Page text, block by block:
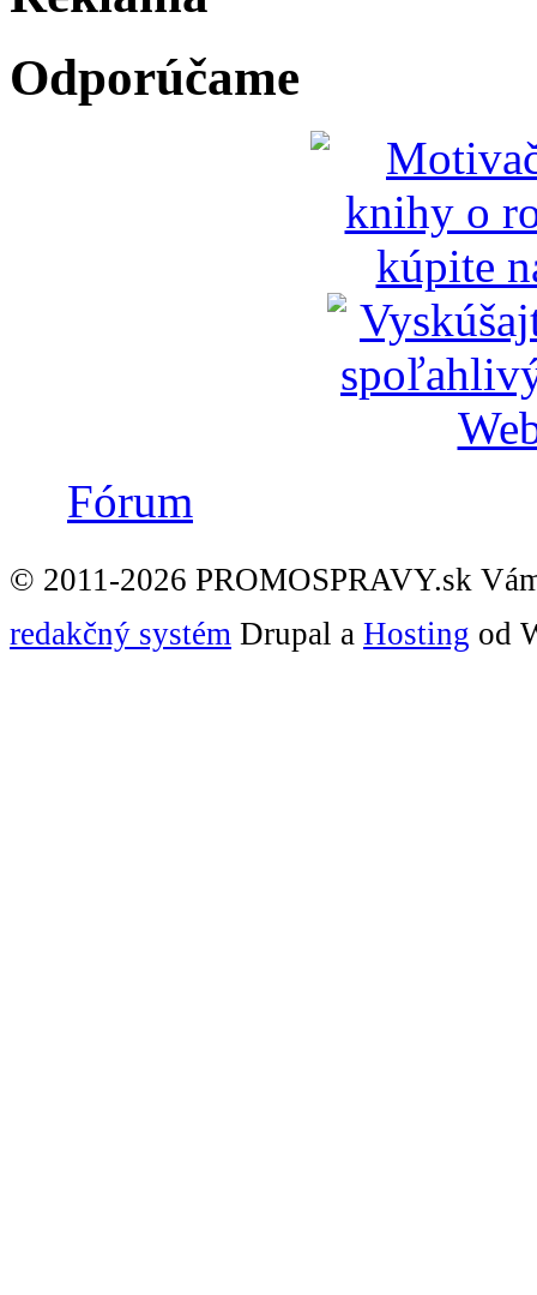
Odporúčame
Fórum
© 2011-2026 PROMOSPRAVY.sk
redakčný systém Drupal a Hosting od